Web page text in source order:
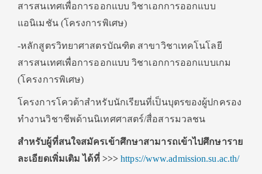
สารสนเทศเพื่อการออกแบบ วิชาเอกการออกแบบ
แอนิเมชัน (โครงการพิเศษ)
-หลักสูตรวิทยาศาสตรบัณฑิต สาขาวิชาเทคโนโลยี
สารสนเทศเพื่อการออกแบบ วิชาเอกการออกแบบเกม
(โครงการพิเศษ)
โครงการโควต้าสำหรับนักเรียนที่เป็นบุตรของผู้ปกครอง
ทำงานวิชาชีพด้านนิเทศศาสตร์/สื่อสารมวลชน
สำหรับผู้ที่สนใจสมัครเข้าศึกษาสามารถเข้าไปศึกษาราย
ละเอียดเพิ่มเติม ได้ที่ >>> https://www.admission.su.ac.th/